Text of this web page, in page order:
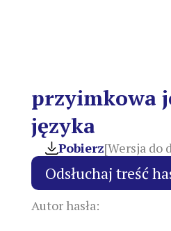
przyimkowa
języka
Pobierz[Wersja do
Autor hasła: